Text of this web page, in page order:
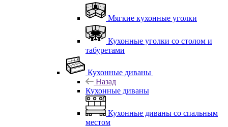
Мягкие кухонные уголки
Кухонные уголки со столом и
табуретами
Кухонные диваны
Назад
Кухонные диваны
Кухонные диваны со спальным
местом